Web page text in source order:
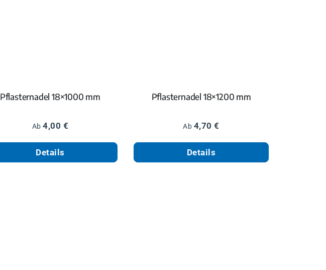
Pflasternadel 18×1000 mm
Regulärer Preis:
Ab4,00 €
Details
Pflasternadel 18×1200 mm
Regulärer Preis:
Ab 4,70 €
Details